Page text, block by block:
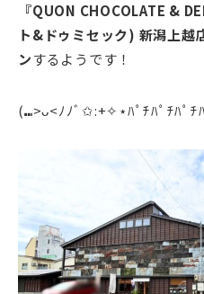
『QUON CHOCOLATE &
ト& ドゥミセック) 新潟上越
ンするようです！
(⑉>ᴗ<ﾉﾉﾞ✩:+✧︎⋆ﾊﾟﾁﾊﾟﾁﾊﾟﾁ